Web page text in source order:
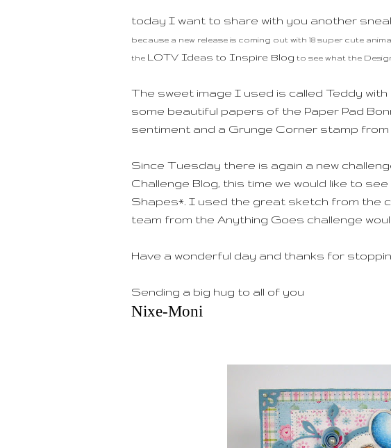
today I want to share with you another
because a new release is coming out with 18 super cute
the LOTV Ideas to Inspire Blog to see what the
The sweet image I used is called Teddy with
some beautiful papers of the Paper Pad
sentiment and a Grunge Corner stamp from
Since Tuesday there is again a new
Challenge Blog, this time we would like to
Shapes*. I used the great sketch from the
team from the Anything Goes challenge
Have a wonderful day and thanks for
Sending a big hug to all of you
Nixe-Moni